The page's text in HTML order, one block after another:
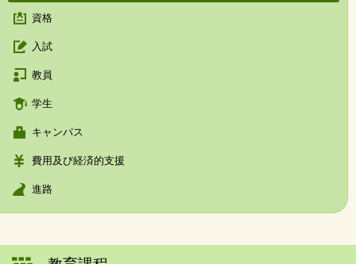
資格
入試
教員
学生
キャンパス
費用及び経済的支援
進路